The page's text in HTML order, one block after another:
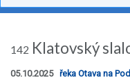
142 Klatovský
05.10.2025 řeka Otava na